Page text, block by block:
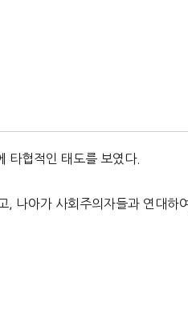
타협적인 태도를 보였다.
, 나아가 사회주의자들과 연대하